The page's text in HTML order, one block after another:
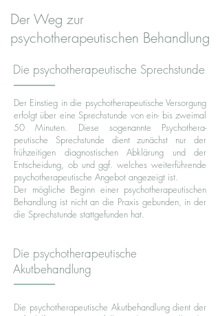
Der Weg zur
psychotherapeutischen Behandlung
Die psychotherapeutische Sprechstunde
Der Einstieg in die psychotherapeutische Versorgung
erfolgt über eine Sprechstunde von ein- bis zweimal
50 Minuten. Diese sogenannte Psychothera-
peutische Sprechstunde dient zunächst nur der
frühzeitigen diagnostischen Abklärung und der
Entscheidung, ob und ggf. welches weiterführende
psychotherapeutische Angebot angezeigt ist.
Der mögliche Beginn einer psychotherapeutischen
Behandlung ist nicht an die Praxis gebunden, in der
die Sprechstunde stattgefunden hat.
Die psychotherapeutische
Akutbehandlung
Die psychotherapeutische Akutbehandlung dient der